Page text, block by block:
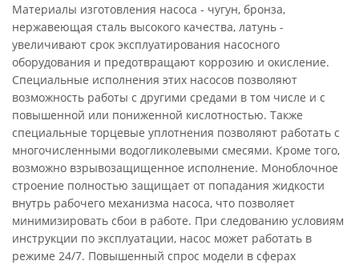
Материалы изготовления насоса - чугун, бронза,
нержавеющая сталь высокого качества, латунь -
увеличивают срок эксплуатирования насосного
оборудования и предотвращают коррозию и окисление.
Специальные исполнения этих насосов позволяют
возможность работы с другими средами в том числе и с
повышенной или пониженной кислотностью. Также
специальные торцевые уплотнения позволяют работать с
многочисленными водогликолевыми смесями. Кроме того,
возможно взрывозащищенное исполнение. Моноблочное
строение полностью защищает от попадания жидкости
внутрь рабочего механизма насоса, что позволяет
минимизировать сбои в работе. При следованию условиям
инструкции по эксплуатации, насос может работать в
режиме 24/7. Повышенный спрос модели в сферах